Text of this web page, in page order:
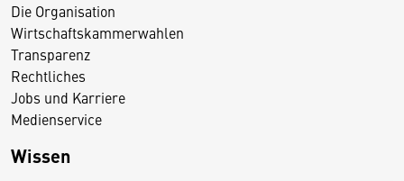
Die Organisation
Wirtschaftskammerwahlen
Transparenz
Rechtliches
Jobs und Karriere
Medienservice
Wissen